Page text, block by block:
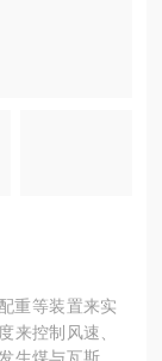
重等装置来实
来控制风速、